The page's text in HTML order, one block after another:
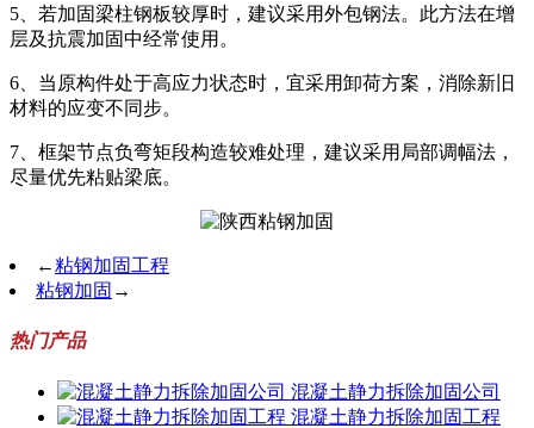
5、若加固梁柱钢板较厚时，建议采用外包钢法。此方法在增
层及抗震加固中经常使用。
6、当原构件处于高应力状态时，宜采用卸荷方案，消除新旧
材料的应变不同步。
7、框架节点负弯矩段构造较难处理，建议采用局部调幅法，
尽量优先粘贴梁底。
←粘钢加固工程
粘钢加固 →
热门产品
混凝土静力拆除加固公司
混凝土静力拆除加固工程